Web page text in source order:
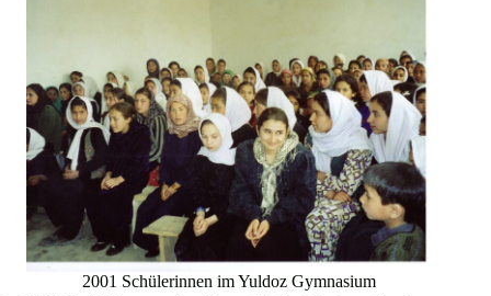
2001 Schülerinnen im Yuldoz Gymnasium